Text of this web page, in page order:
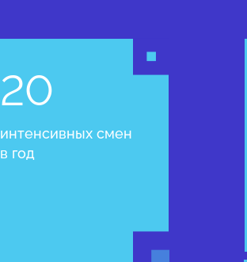
20
интенсивных смен
в год